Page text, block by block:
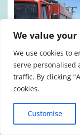
We value your
We use cookies to
serve personalised
traffic. By clicking
cookies.
Customise
ΒΟΥΛΉ